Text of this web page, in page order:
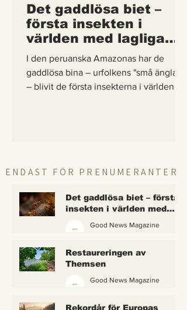
Det gaddlösa biet –
första insekten i
världen med lagliga
rättigheter
I den peruanska Amazonas har de
gaddlösa bina – urfolkens "små änglar"
– blivit de första insekterna i världen att
ENDAST FÖR PRENUMERANTER
Det gaddlösa biet – första
insekten i världen med
Good News Magazine
Restaureringen av
Themsen
Good News Magazine
Rekordår för Europas